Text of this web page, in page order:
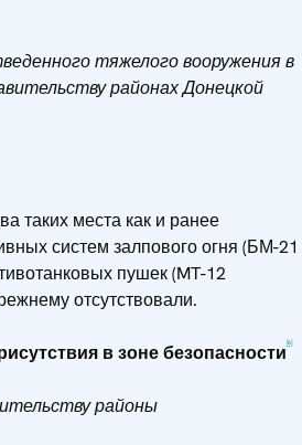
тяжелого вооружения в
районах Донецкой
таких места как и ранее
систем залпового огня (БМ-21
пушек (MT-12
отсутствовали.
в зоне безопасности [6]
районы